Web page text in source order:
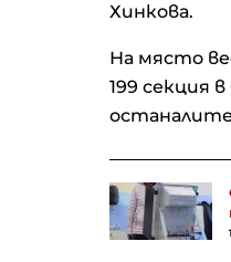
Хинкова.
На място
199 секция